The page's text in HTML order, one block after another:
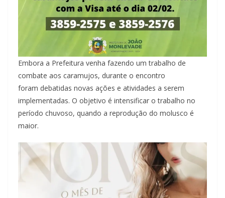
Embora a Prefeitura venha fazendo um trabalho de
combate aos caramujos, durante o encontro
foram debatidas novas ações e atividades a serem
implementadas. O objetivo é intensificar o trabalho no
período chuvoso, quando a reprodução do molusco é
maior.